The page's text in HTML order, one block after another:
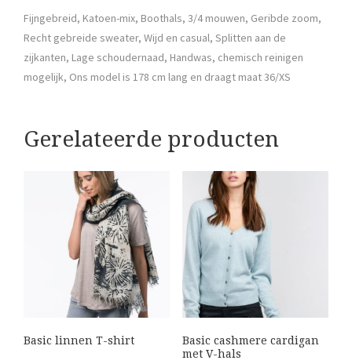
Fijngebreid, Katoen-mix, Boothals, 3/4 mouwen, Geribde zoom,
Recht gebreide sweater, Wijd en casual, Splitten aan de
zijkanten, Lage schoudernaad, Handwas, chemisch reinigen
mogelijk, Ons model is 178 cm lang en draagt maat 36/XS
Gerelateerde producten
Basic linnen T-shirt
Basic cashmere cardigan
met V-hals